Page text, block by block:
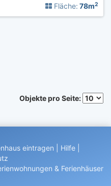
Fläche: 78m2
Objekte pro Seite:
eintragen Hilfe
& Ferienhäuser